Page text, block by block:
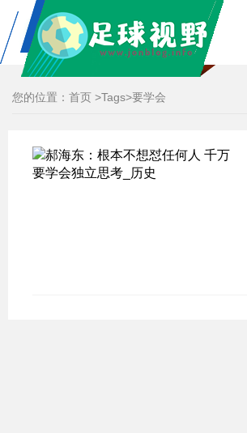
您的位置： 首页 >Tags>要学会